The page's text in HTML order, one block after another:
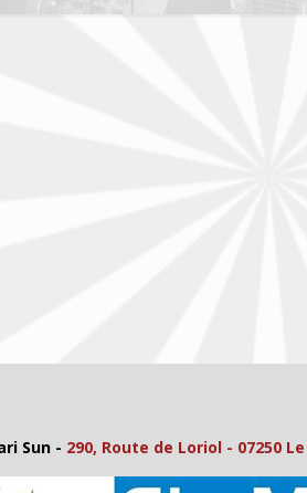
Sun - 290, Route de Loriol - 07250